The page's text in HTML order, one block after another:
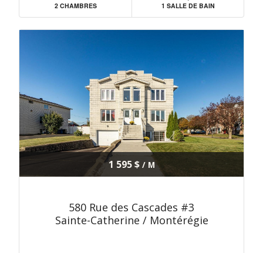
2 CHAMBRES 1 SALLE DE BAIN
1 595 $/ M
580 Rue des Cascades #3
Sainte-Catherine / Montérégie